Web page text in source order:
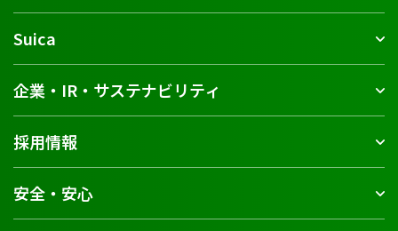
Suica
企業・IR・サステナビリティ
採用情報
安全・安心